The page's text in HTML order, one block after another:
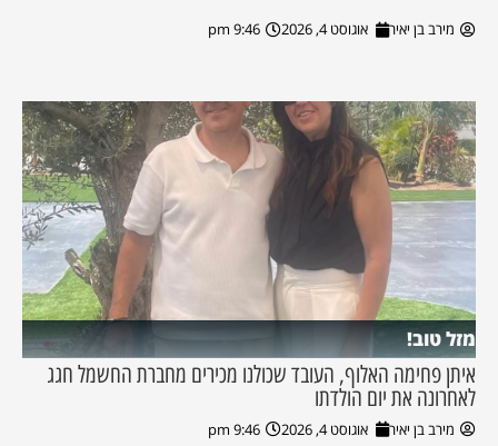
מירב בן יאיר אוגוסט 4, 2026 9:46 pm
מזל טוב!
איתן פחימה האלוף, העובד שכולנו מכירים מחברת החשמל חגג
לאחרונה את יום הולדתו
מירב בן יאיר אוגוסט 4, 2026 9:46 pm